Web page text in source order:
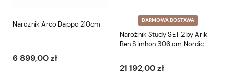
Narożnik Arco Dappo 210cm
6 899,00 zł
DARMOWA DOSTAWA
Narożnik Study SET 2 by Arik
Ben Simhon 306 cm Nordic
21 192,00 zł